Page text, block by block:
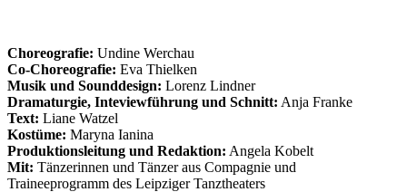
Choreografie: Undine Werchau
Co-Choreografie: Eva Thielken
Musik und Sounddesign: Lorenz Lindner
Dramaturgie, Inteviewführung und Schnitt: Anja Franke
Text: Liane Watzel
Kostüme: Maryna Ianina
Produktionsleitung und Redaktion: Angela Kobelt
Mit: Tänzerinnen und Tänzer aus Compagnie und
Traineeprogramm des Leipziger Tanztheaters